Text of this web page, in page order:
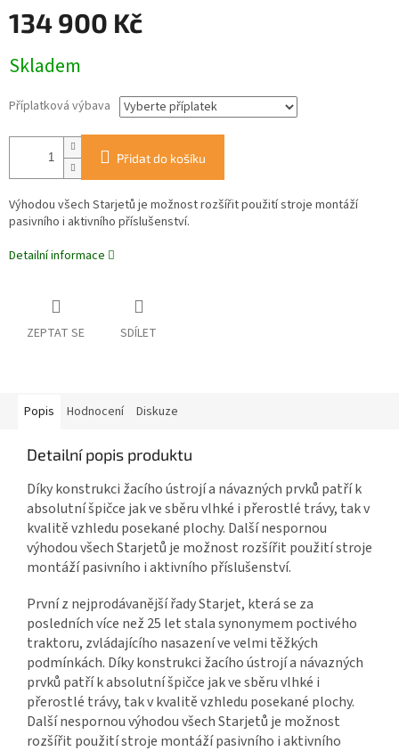
134 900 Kč
cena:
Skladem
Příplatková výbava
Přidat do košíku
Výhodou všech Starjetů je možnost rozšířit použití stroje montáží
pasivního i aktivního příslušenství.
Detailní informace
ZEPTAT SE SDÍLET
Popis Hodnocení Diskuze
Detailní popis produktu
Díky konstrukci žacího ústrojí a návazných prvků patří k
absolutní špičce jak ve sběru vlhké i přerostlé trávy, tak v
kvalitě vzhledu posekané plochy. Další nespornou
výhodou všech Starjetů je možnost rozšířit použití stroje
montáží pasivního i aktivního příslušenství.
První z nejprodávanější řady Starjet, která se za
posledních více než 25 let stala synonymem poctivého
traktoru, zvládajícího nasazení ve velmi těžkých
podmínkách. Díky konstrukci žacího ústrojí a návazných
prvků patří k absolutní špičce jak ve sběru vlhké i
přerostlé trávy, tak v kvalitě vzhledu posekané plochy.
Další nespornou výhodou všech Starjetů je možnost
rozšířit použití stroje montáží pasivního i aktivního